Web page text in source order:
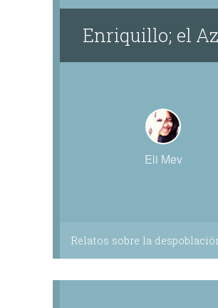
Enriquillo; el
Eli Mev
Relatos sobre la